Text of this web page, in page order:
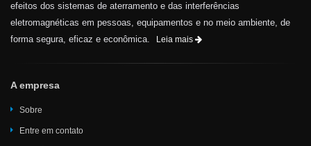
efeitos dos sistemas de aterramento e das interferências
eletromagnéticas em pessoas, equipamentos e no meio ambiente, de
forma segura, eficaz e econômica.
Leia mais
A empresa
Sobre
Entre em contato